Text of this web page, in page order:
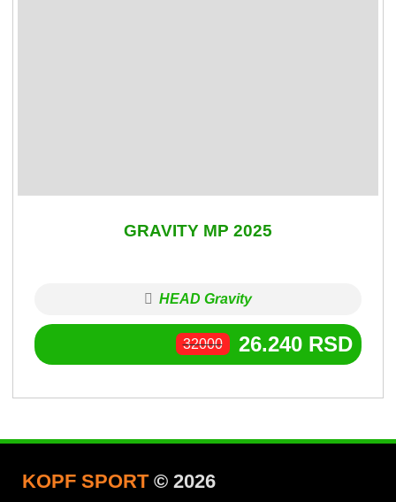
GRAVITY MP 2025
HEAD Gravity
32000 26.240 RSD
KOPF SPORT© 2026